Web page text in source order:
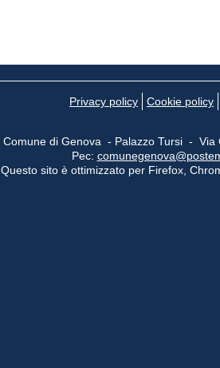
Privacy policy Cookie policy
Comune di Genova - Palazzo Tursi -
Pec:
Questo sito è ottimizzato per Firefox,